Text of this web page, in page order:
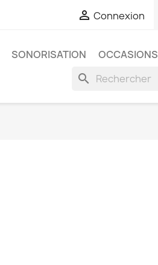
 Connexion
SONORISATION OCCASIONS
search